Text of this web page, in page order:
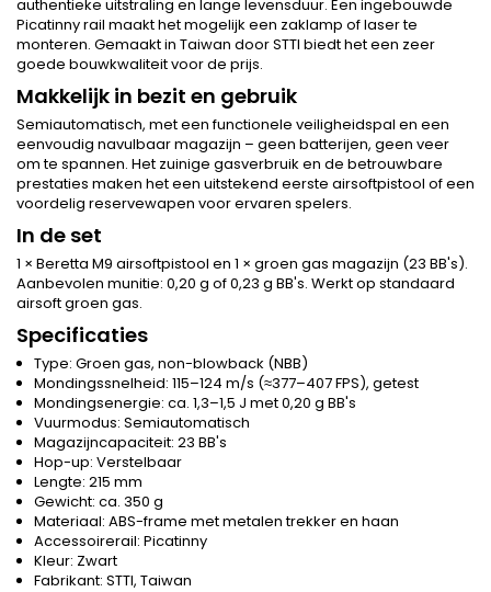
authentieke uitstraling en lange levensduur. Een ingebouwde
Picatinny rail maakt het mogelijk een zaklamp of laser te
monteren. Gemaakt in Taiwan door STTI biedt het een zeer
goede bouwkwaliteit voor de prijs.
Makkelijk in bezit en gebruik
Semiautomatisch, met een functionele veiligheidspal en een
eenvoudig navulbaar magazijn – geen batterijen, geen veer
om te spannen. Het zuinige gasverbruik en de betrouwbare
prestaties maken het een uitstekend eerste airsoftpistool of een
voordelig reservewapen voor ervaren spelers.
In de set
1 × Beretta M9 airsoftpistool en 1 × groen gas magazijn (23 BB's).
Aanbevolen munitie: 0,20 g of 0,23 g BB's. Werkt op standaard
airsoft groen gas.
Specificaties
Type: Groen gas, non-blowback (NBB)
Mondingssnelheid: 115–124 m/s (≈377–407 FPS), getest
Mondingsenergie: ca. 1,3–1,5 J met 0,20 g BB's
Vuurmodus: Semiautomatisch
Magazijncapaciteit: 23 BB's
Hop-up: Verstelbaar
Lengte: 215 mm
Gewicht: ca. 350 g
Materiaal: ABS-frame met metalen trekker en haan
Accessoirerail: Picatinny
Kleur: Zwart
Fabrikant: STTI, Taiwan